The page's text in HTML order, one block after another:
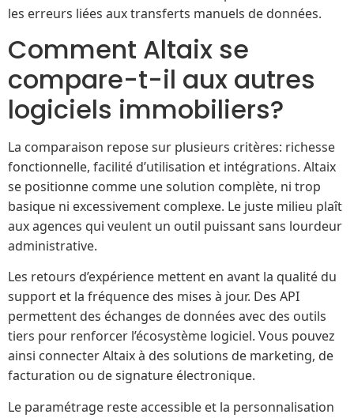
les erreurs liées aux transferts manuels de données.
Comment Altaix se
compare-t-il aux autres
logiciels immobiliers?
La comparaison repose sur plusieurs critères: richesse
fonctionnelle, facilité d’utilisation et intégrations. Altaix
se positionne comme une solution complète, ni trop
basique ni excessivement complexe. Le juste milieu plaît
aux agences qui veulent un outil puissant sans lourdeur
administrative.
Les retours d’expérience mettent en avant la qualité du
support et la fréquence des mises à jour. Des API
permettent des échanges de données avec des outils
tiers pour renforcer l’écosystème logiciel. Vous pouvez
ainsi connecter Altaix à des solutions de marketing, de
facturation ou de signature électronique.
Le paramétrage reste accessible et la personnalisation